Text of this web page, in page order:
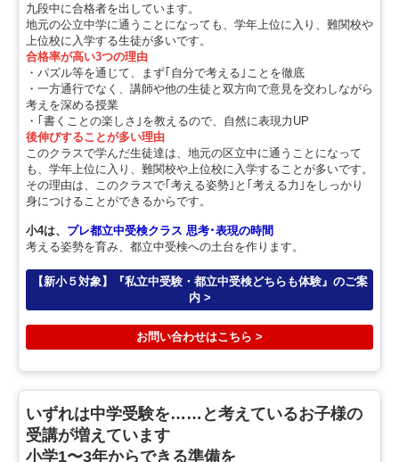
九段中に合格者を出しています。
地元の公立中学に通うことになっても、学年上位に入り、難関校や
上位校に入学する生徒が多いです。
合格率が高い3つの理由
・パズル等を通じて、まず｢自分で考える｣ことを徹底
・一方通行でなく、講師や他の生徒と双方向で意見を交わしながら
考えを深める授業
・｢書くことの楽しさ｣を教えるので、自然に表現力UP
後伸びすることが多い理由
このクラスで学んだ生徒達は、地元の区立中に通うことになって
も、学年上位に入り、難関校や上位校に入学することが多いです。
その理由は、このクラスで｢考える姿勢｣と｢考える力｣をしっかり
身につけることができるからです。
小4は、 プレ都立中受検クラス 思考･表現の時間
考える姿勢を育み、都立中受検への土台を作ります。
【新小５対象】『私立中受験・都立中受検どちらも体験』のご案
内 >
お問い合わせはこちら >
いずれは中学受験を……と考えているお子様の
受講が増えています
小学1〜3年からできる準備を